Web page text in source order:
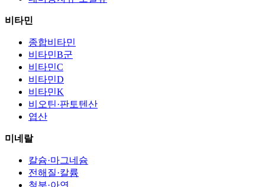
비타민
종합비타민
비타민B군
비타민C
비타민D
비타민K
비오틴·판토텐산
엽산
미네랄
칼슘·마그네슘
전해질·칼륨
철분·아연